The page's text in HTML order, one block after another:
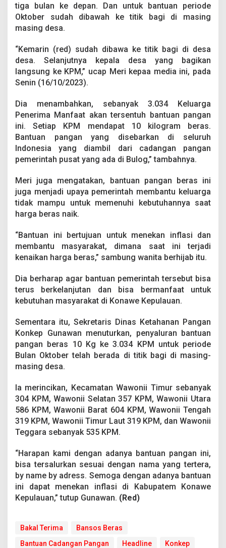
a
g
T
h
p
I
I
tiga bulan ke depan. Dan untuk bantuan periode
Oktober sudah dibawah ke titik bagi di masing
masing desa.
“Kemarin (red) sudah dibawa ke titik bagi di desa
desa. Selanjutnya kepala desa yang bagikan
langsung ke KPM,” ucap Meri kepaa media ini, pada
Senin (16/10/2023).
Dia menambahkan, sebanyak 3.034 Keluarga
Penerima Manfaat akan tersentuh bantuan pangan
ini. Setiap KPM mendapat 10 kilogram beras.
Bantuan pangan yang disebarkan di seluruh
Indonesia yang diambil dari cadangan pangan
pemerintah pusat yang ada di Bulog,” tambahnya.
Meri juga mengatakan, bantuan pangan beras ini
juga menjadi upaya pemerintah membantu keluarga
tidak mampu untuk memenuhi kebutuhannya saat
harga beras naik.
“Bantuan ini bertujuan untuk menekan inflasi dan
membantu masyarakat, dimana saat ini terjadi
kenaikan harga beras,” sambung wanita berhijab itu.
Dia berharap agar bantuan pemerintah tersebut bisa
terus berkelanjutan dan bisa bermanfaat untuk
kebutuhan masyarakat di Konawe Kepulauan.
Sementara itu, Sekretaris Dinas Ketahanan Pangan
Konkep Gunawan menuturkan, penyaluran bantuan
pangan beras 10 Kg ke 3.034 KPM untuk periode
Bulan Oktober telah berada di titik bagi di masing-
masing desa.
Ia merincikan, Kecamatan Wawonii Timur sebanyak
304 KPM, Wawonii Selatan 357 KPM, Wawonii Utara
586 KPM, Wawonii Barat 604 KPM, Wawonii Tengah
319 KPM, Wawonii Timur Laut 319 KPM, dan Wawonii
Teggara sebanyak 535 KPM.
“Harapan kami dengan adanya bantuan pangan ini,
bisa tersalurkan sesuai dengan nama yang tertera,
by name by adress. Semoga dengan adanya bantuan
ini dapat menekan inflasi di Kabupatem Konawe
Kepulauan,” tutup Gunawan. (Red)
Bakal Terima
Bansos Beras
Bantuan Cadangan Pangan
Headline
Konkep